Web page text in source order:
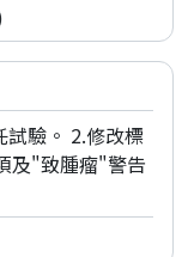
試驗。 2.修改標
及"致腫瘤"警告